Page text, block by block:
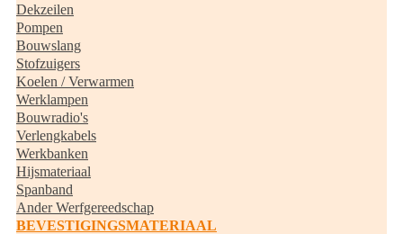
Dekzeilen
Pompen
Bouwslang
Stofzuigers
Koelen / Verwarmen
Werklampen
Bouwradio's
Verlengkabels
Werkbanken
Hijsmateriaal
Spanband
Ander Werfgereedschap
BEVESTIGINGSMATERIAAL